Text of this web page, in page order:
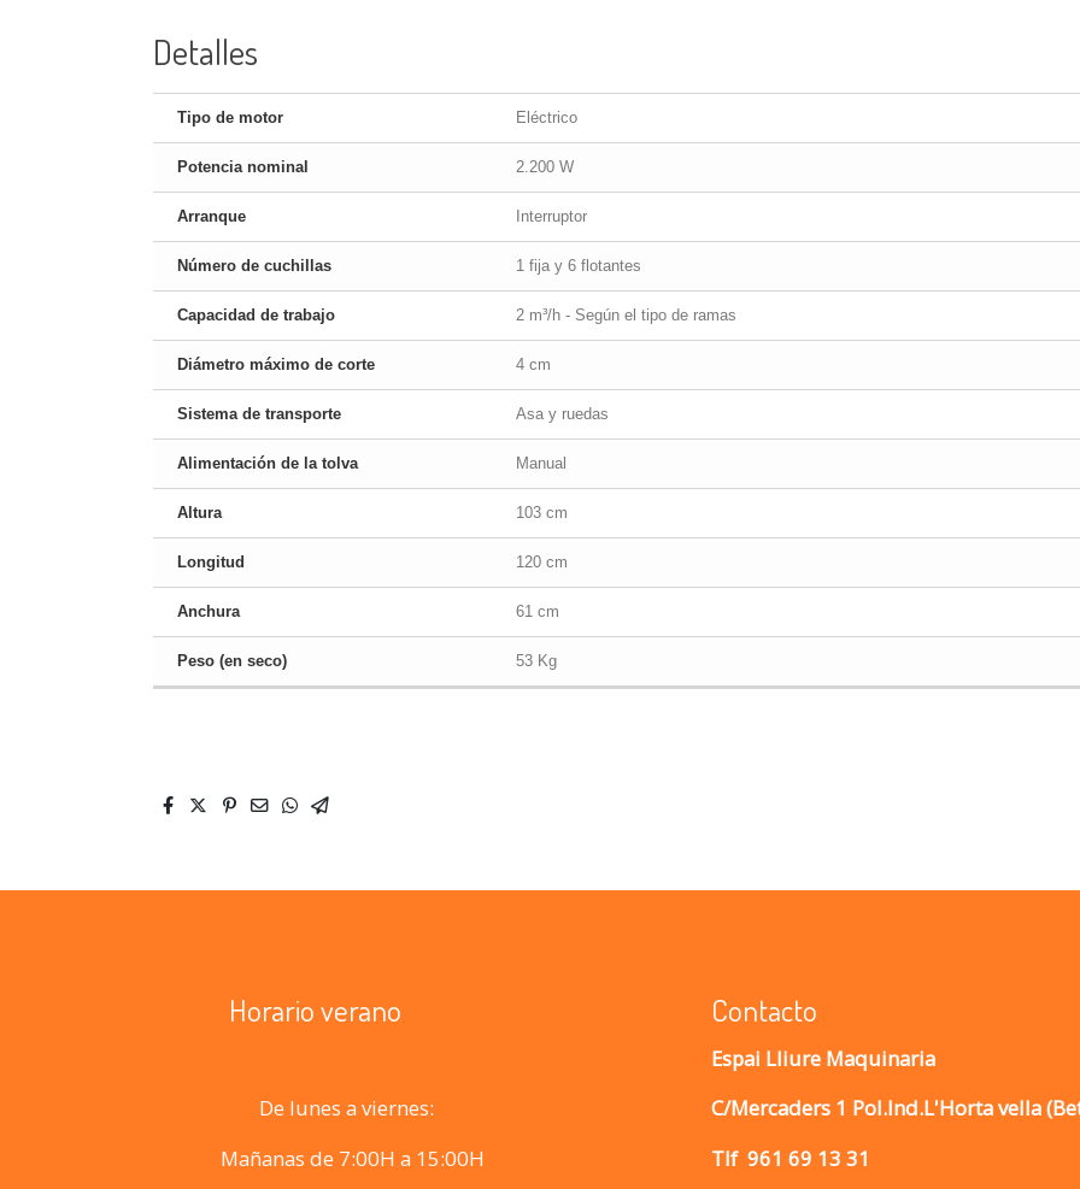
Detalles
Tipo de motor Eléctrico
Potencia nominal 2.200 W
Arranque Interruptor
Número de cuchillas 1 fija y 6 flotantes
Capacidad de trabajo 2 m³/h - Según el tipo de ramas
Diámetro máximo de corte 4 cm
Sistema de transporte Asa y ruedas
Alimentación de la tolva Manual
Altura 103 cm
Longitud 120 cm
Anchura 61 cm
Peso (en seco) 53 Kg
Horario verano
De lunes a viernes:
Mañanas de 7:00H a 15:00H
Contacto
Espai Lliure Maquinaria
C/Mercaders 1 Pol.Ind.L'Horta vella
Tlf 961 69 13 31